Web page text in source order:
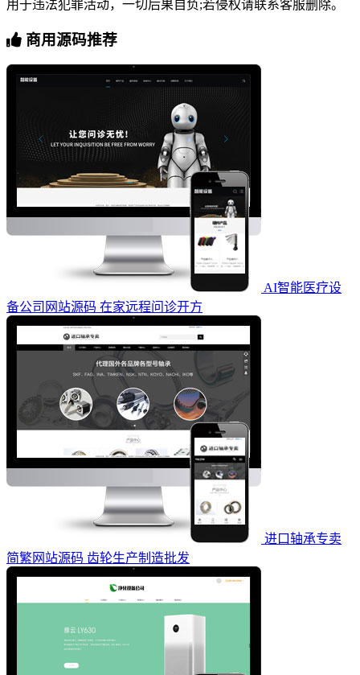
用于违法犯罪活动，一切后果自负;若侵权请联系客服删除。
商用源码推荐
AI智能医疗设
备公司网站源码 在家远程问诊开方
进口轴承专卖
简繁网站源码 齿轮生产制造批发